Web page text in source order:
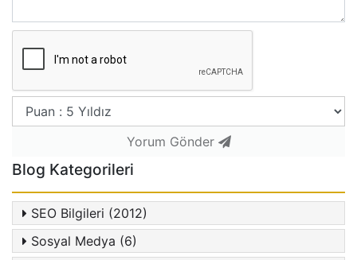
Yorum Gönder
Blog Kategorileri
SEO Bilgileri (2012)
Sosyal Medya (6)